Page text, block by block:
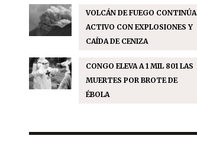
VOLCÁN DE FUEGO CONTINÚA
ACTIVO CON EXPLOSIONES Y
CAÍDA DE CENIZA
CONGO ELEVA A 1 MIL 801 LAS
MUERTES POR BROTE DE
ÉBOLA